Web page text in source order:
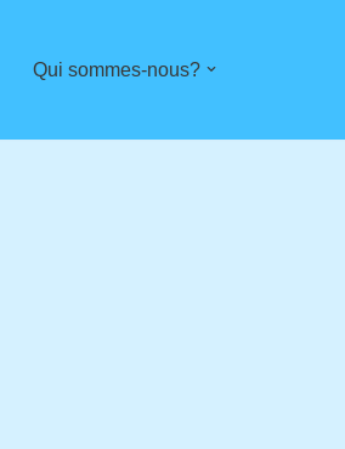
Qui sommes-nous?